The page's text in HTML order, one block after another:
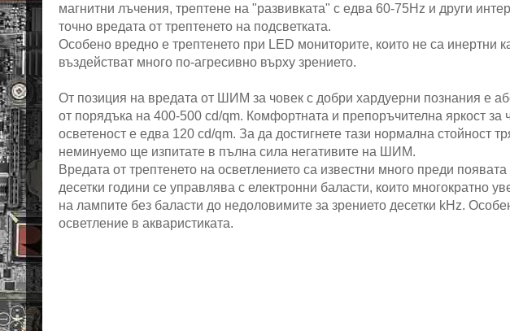
магнитни лъчения, трептене на "развивката" с едва 60-75Hz и други
точно вредата от трептенето на подсветката.
Особено вредно е трептенето при LED мониторите, които не са инертни
въздействат много по-агресивно върху зрението.
От позиция на вредата от ШИМ за човек с добри хардуерни познания е
от порядъка на 400-500 cd/qm. Комфортната и препоръчителна яркост
осветеност е едва 120 cd/qm. За да достигнете тази нормална стойност
неминуемо ще изпитате в пълна сила негативите на ШИМ.
Вредата от трептенето на осветлението са известни много преди
десетки години се управлява с електронни баласти, които многократно
на лампите без баласти до недоловимите за зрението десетки kHz.
осветление в акваристиката.